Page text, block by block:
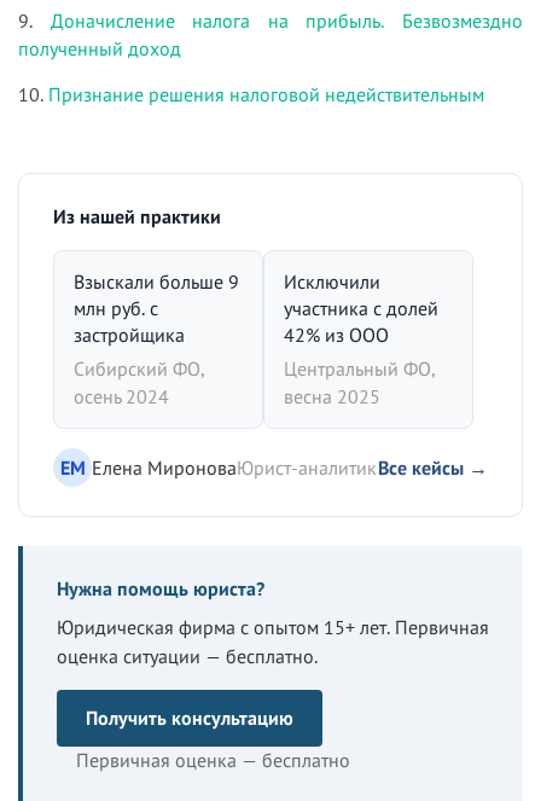
9. Доначисление налога на прибыль. Безвозмездно
полученный доход
10. Признание решения налоговой недействительным
Из нашей практики
Взыскали больше 9
млн руб. с
застройщика
Сибирский ФО,
осень 2024
Исключили
участника с долей
42% из ООО
Центральный ФО,
весна 2025
ЕМ Елена МироноваЮрист-аналитикВсе кейсы →
Нужна помощь юриста?
Юридическая фирма с опытом 15+ лет. Первичная
оценка ситуации — бесплатно.
Получить консультацию
Первичная оценка — бесплатно